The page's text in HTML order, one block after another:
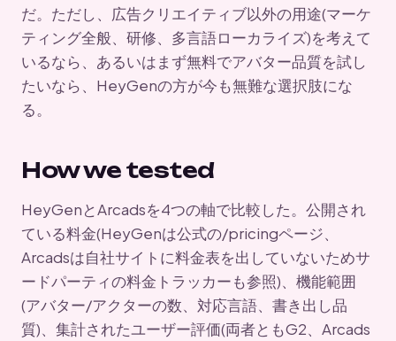
だ。ただし、広告クリエイティブ以外の用途(マーケ
ティング全般、研修、多言語ローカライズ)を考えて
いるなら、あるいはまず無料でアバター品質を試し
たいなら、HeyGenの方が今も無難な選択肢にな
る。
How we tested
HeyGenとArcadsを4つの軸で比較した。公開され
ている料金(HeyGenは公式の/pricingページ、
Arcadsは自社サイトに料金表を出していないためサ
ードパーティの料金トラッカーも参照)、機能範囲
(アバター/アクターの数、対応言語、書き出し品
質)、集計されたユーザー評価(両者ともG2、Arcads